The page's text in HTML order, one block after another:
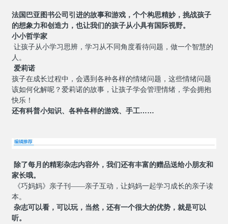
法国巴亚图书公司 引进的故事和游戏，个个构思精妙，挑战孩子
的想象力和创造力，也让我们的孩子从小具有国际视野。
小小哲学家
让孩子从小学习思辨，学习从不同角度看待问题，做一个智慧的
人。
爱莉诺
孩子在成长过程中，会遇到各种各样的情绪问题，这些情绪问题
该如何化解呢？爱莉诺的故事，让孩子学会管理情绪，学会拥抱
快乐！
还有科普小知识、各种各样的游戏、手工……
除了每月的精彩杂志内容外，我们还有丰富的赠品送给小朋友和
家长哦。
《巧妈妈》亲子刊——亲子互动，让妈妈一起学习成长的亲子读
本。
杂志可以看，可以玩，当然，还有一个很大的优势，就是可以
听。